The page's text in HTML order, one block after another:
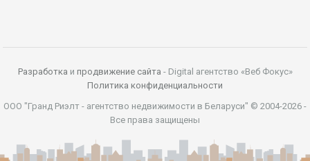
Разработка и продвижение сайта - Digital агентство «Веб Фокус»
Политика конфиденциальности
ООО "Гранд Риэлт - агентство недвижимости в Беларуси" © 2004-2026 -
Все права защищены